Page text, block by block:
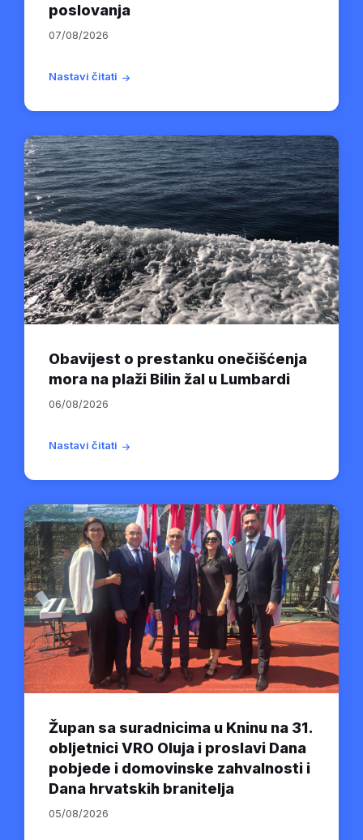
poslovanja
07/08/2026
Nastavi čitati
Obavijest o prestanku onečišćenja
mora na plaži Bilin žal u Lumbardi
06/08/2026
Nastavi čitati
Župan sa suradnicima u Kninu na 31.
obljetnici VRO Oluja i proslavi Dana
pobjede i domovinske zahvalnosti i
Dana hrvatskih branitelja
05/08/2026